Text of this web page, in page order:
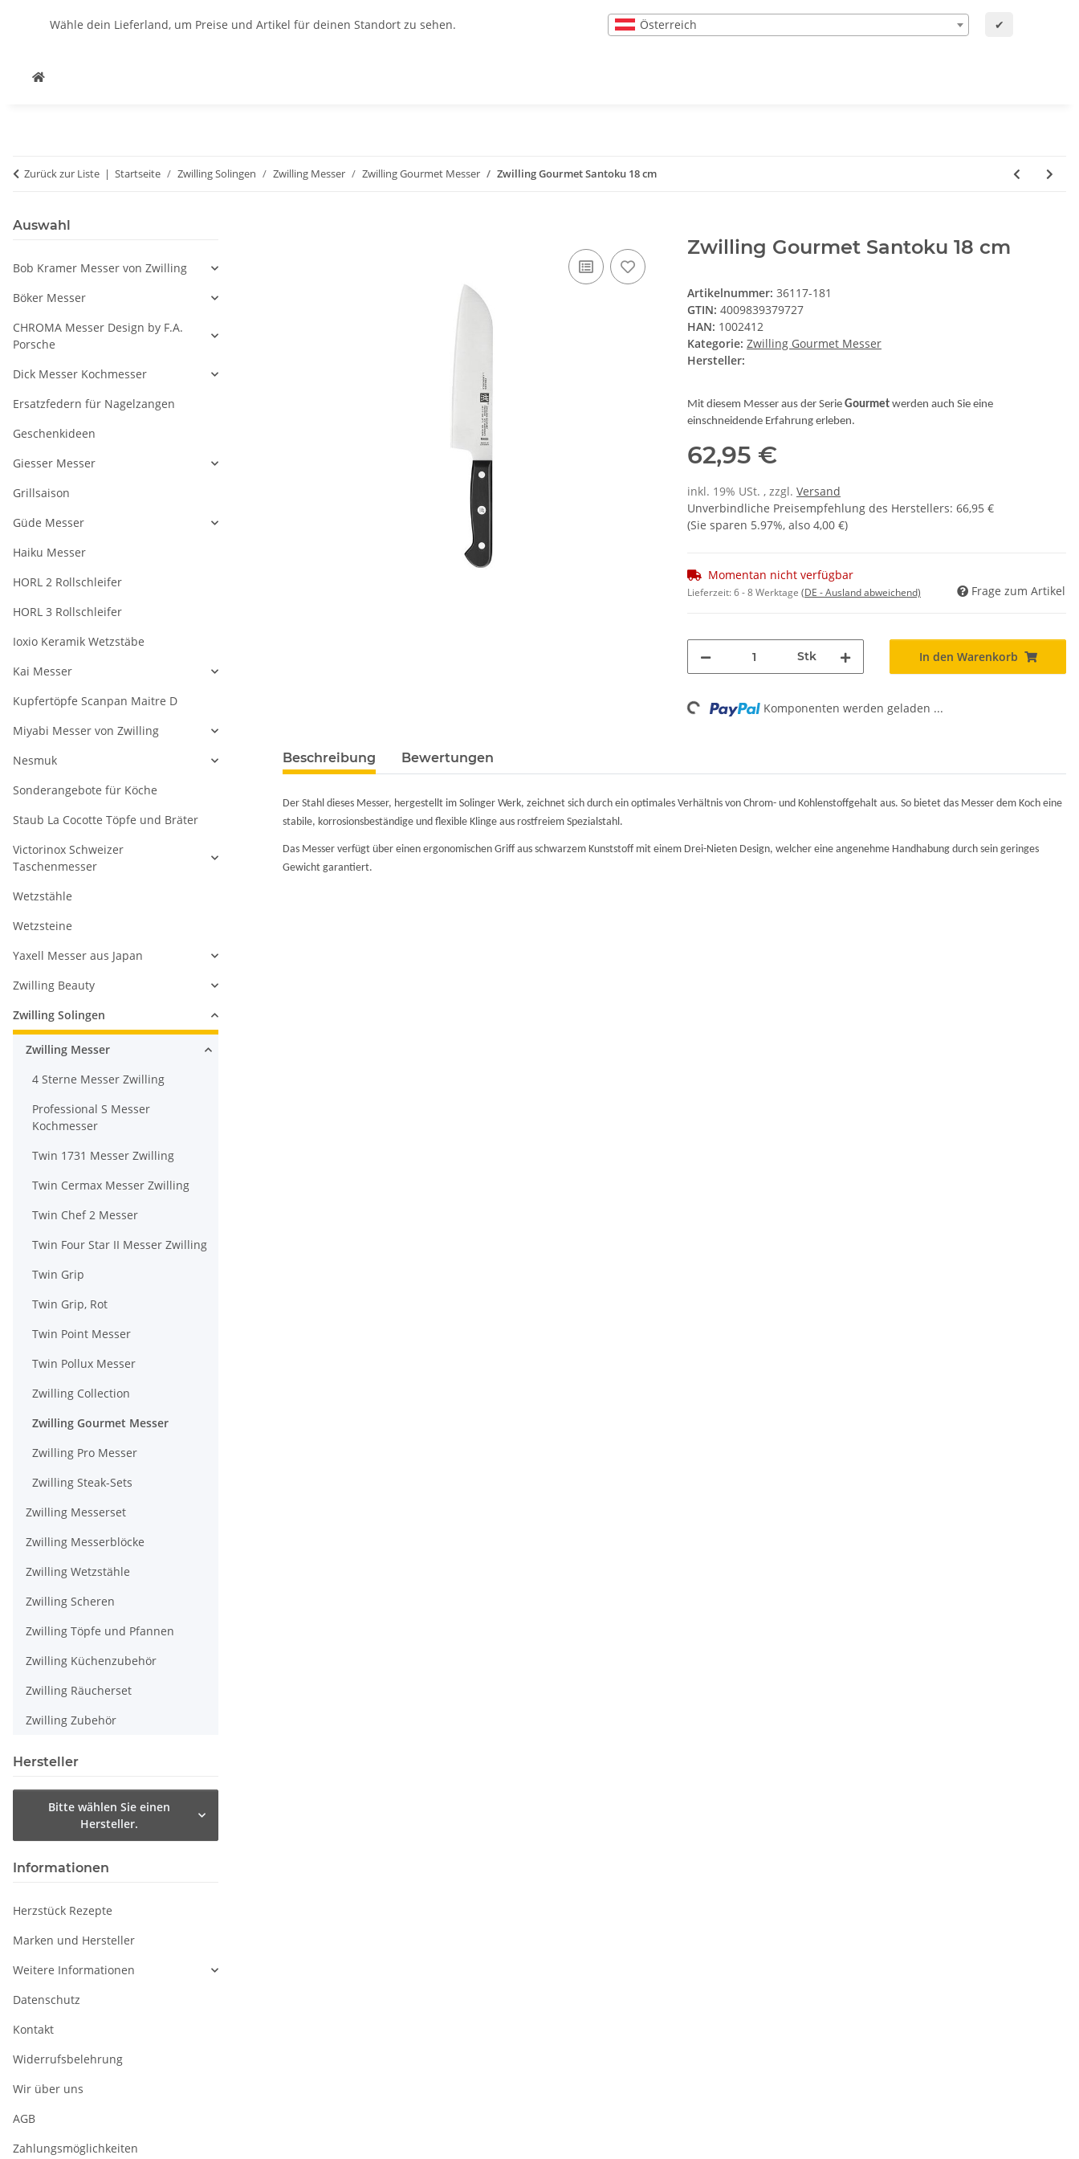
Wähle dein Lieferland, um Preise und Artikel für deinen Standort zu sehen. Österreich ✔
Zurück zur Liste Startseite Zwilling Solingen Zwilling Messer Zwilling Gourmet Messer Zwilling Gourmet Santoku 18 cm
Zwilling Gourmet Santoku 18 cm
Artikelnummer: 36117-181
GTIN: 4009839379727
HAN: 1002412
Kategorie: Zwilling Gourmet Messer
Hersteller:
Mit diesem Messer aus der Serie Gourmet werden auch Sie eine
einschneidende Erfahrung erleben.
62,95 €
inkl. 19% USt. , zzgl. Versand
Unverbindliche Preisempfehlung des Herstellers: 66,95 €
(Sie sparen 5.97%, also 4,00 €)
Momentan nicht verfügbar
Lieferzeit:6 - 8 Werktage (DE - Ausland abweichend) Frage zum Artikel
Stk In den Warenkorb
Loading... Komponenten werden geladen ...
Beschreibung Bewertungen
Der Stahl dieses Messer, hergestellt im Solinger Werk, zeichnet sich durch ein optimales Verhältnis von Chrom- und Kohlenstoffgehalt aus. So bietet das Messer dem Koch eine
stabile, korrosionsbeständige und flexible Klinge aus rostfreiem Spezialstahl.
Das Messer verfügt über einen ergonomischen Griff aus schwarzem Kunststoff mit einem Drei-Nieten Design, welcher eine angenehme Handhabung durch sein geringes
Gewicht garantiert.
Auswahl
Bob Kramer Messer von Zwilling
Böker Messer
CHROMA Messer Design by F.A.
Porsche
Dick Messer Kochmesser
Ersatzfedern für Nagelzangen
Geschenkideen
Giesser Messer
Grillsaison
Güde Messer
Haiku Messer
HORL 2 Rollschleifer
HORL 3 Rollschleifer
Ioxio Keramik Wetzstäbe
Kai Messer
Kupfertöpfe Scanpan Maitre D
Miyabi Messer von Zwilling
Nesmuk
Sonderangebote für Köche
Staub La Cocotte Töpfe und Bräter
Victorinox Schweizer
Taschenmesser
Wetzstähle
Wetzsteine
Yaxell Messer aus Japan
Zwilling Beauty
Zwilling Solingen
Zwilling Messer
4 Sterne Messer Zwilling
Professional S Messer
Kochmesser
Twin 1731 Messer Zwilling
Twin Cermax Messer Zwilling
Twin Chef 2 Messer
Twin Four Star II Messer Zwilling
Twin Grip
Twin Grip, Rot
Twin Point Messer
Twin Pollux Messer
Zwilling Collection
Zwilling Gourmet Messer
Zwilling Pro Messer
Zwilling Steak-Sets
Zwilling Messerset
Zwilling Messerblöcke
Zwilling Wetzstähle
Zwilling Scheren
Zwilling Töpfe und Pfannen
Zwilling Küchenzubehör
Zwilling Räucherset
Zwilling Zubehör
Hersteller
Bitte wählen Sie einen
Hersteller.
Informationen
Herzstück Rezepte
Marken und Hersteller
Weitere Informationen
Datenschutz
Kontakt
Widerrufsbelehrung
Wir über uns
AGB
Zahlungsmöglichkeiten